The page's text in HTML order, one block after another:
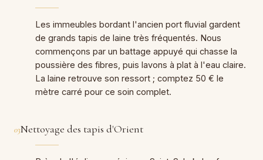
Les immeubles bordant l'ancien port fluvial gardent
de grands tapis de laine très fréquentés. Nous
commençons par un battage appuyé qui chasse la
poussière des fibres, puis lavons à plat à l'eau claire.
La laine retrouve son ressort ; comptez 50 € le
mètre carré pour ce soin complet.
03Nettoyage des tapis d'Orient